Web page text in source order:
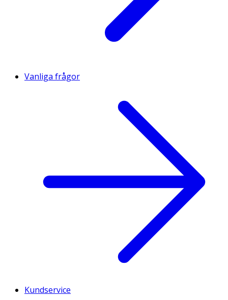
Vanliga frågor
Kundservice